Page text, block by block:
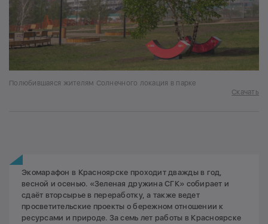
Полюбившаяся жителям Солнечного локация в парке
Скачать
Экомарафон в Красноярске проходит дважды в год,
весной и осенью. «Зеленая дружина СГК» собирает и
сдаёт вторсырье в переработку, а также ведет
просветительские проекты о бережном отношении к
ресурсами и природе. За семь лет работы в Красноярске